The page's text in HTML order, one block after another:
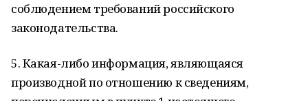
соблюдением требований российского
законодательства.
5. Какая-либо информация, являющаяся
производной по отношению к сведениям,